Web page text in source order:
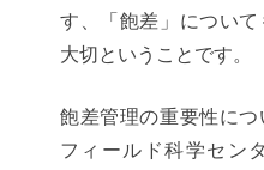
す、「飽差」につい
大切ということです。
飽差管理の重要性に
フィールド科学セン